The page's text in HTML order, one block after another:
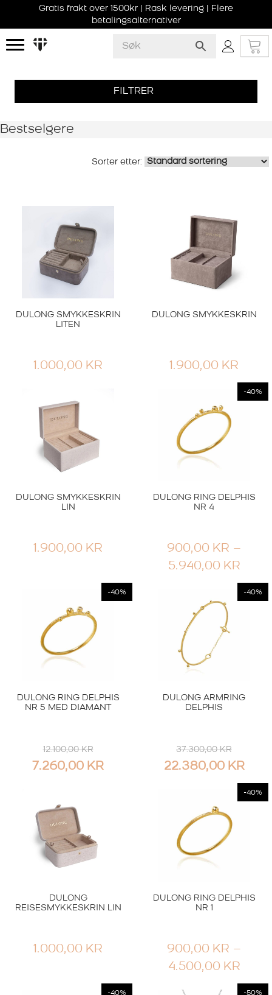
Gratis frakt over 1500kr | Rask levering | Flere
betalingsalternativer
FILTRER
Bestselgere
DULONG SMYKKESKRIN
LITEN
1.000,00 KR
DULONG SMYKKESKRIN
1.900,00 KR
DULONG SMYKKESKRIN
LIN
1.900,00 KR
-40%
DULONG RING DELPHIS
NR 4
900,00 KR –
5.940,00 KR
TIL
-40%
DULONG RING DELPHIS
NR 5 MED DIAMANT
12.100,00KR
OPPRINNELIG
VAR:
12.100,00 KR.
7.260,00 KRNÅVÆRENDE
-40%
DULONG ARMRING
DELPHIS
37.300,00KR
OPPRINNELIG
37.300,00 KR.
22.380,00 KR
ER:
DULONG
REISESMYKKESKRIN LIN
1.000,00 KR
-40%
DULONG RING DELPHIS
NR 1
900,00 KR –
4.500,00 KR
-40% -50%